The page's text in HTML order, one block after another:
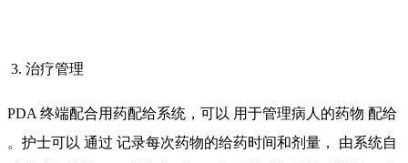
3. 治疗管理
PDA 终端配合用药配给系统，可以 用于管理病人的药物 配给
。护士可以 通过 记录每次药物的给药时间和剂量，
由系统自